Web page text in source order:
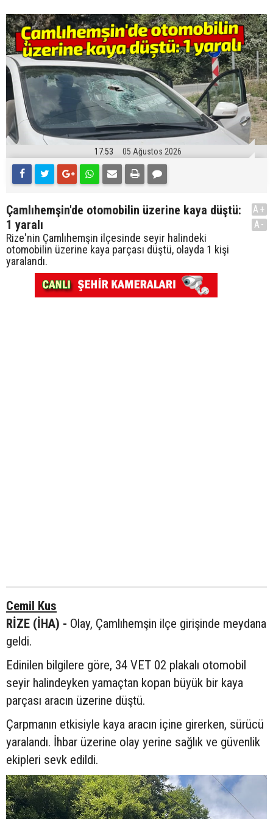
17:53 05 Ağustos 2026
Çamlıhemşin'de otomobilin üzerine kaya düştü:
1 yaralı
Rize'nin Çamlıhemşin ilçesinde seyir halindeki
otomobilin üzerine kaya parçası düştü, olayda 1 kişi
yaralandı.
A+
A-
Cemil Kus
RİZE (İHA) - Olay, Çamlıhemşin ilçe girişinde meydana
geldi.
Edinilen bilgilere göre, 34 VET 02 plakalı otomobil
seyir halindeyken yamaçtan kopan büyük bir kaya
parçası aracın üzerine düştü.
Çarpmanın etkisiyle kaya aracın içine girerken, sürücü
yaralandı. İhbar üzerine olay yerine sağlık ve güvenlik
ekipleri sevk edildi.